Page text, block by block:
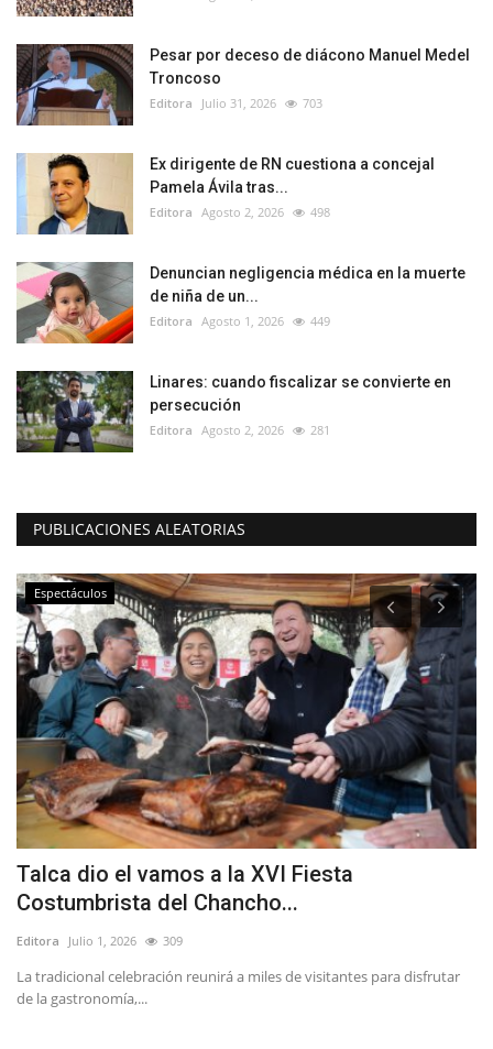
Pesar por deceso de diácono Manuel Medel
Troncoso
Editora Julio 31, 2026 703
Ex dirigente de RN cuestiona a concejal
Pamela Ávila tras...
Editora Agosto 2, 2026 498
Denuncian negligencia médica en la muerte
de niña de un...
Editora Agosto 1, 2026 449
Linares: cuando fiscalizar se convierte en
persecución
Editora Agosto 2, 2026 281
PUBLICACIONES ALEATORIAS
Espectáculos
Talca dio el vamos a la XVI Fiesta
Costumbrista del Chancho...
Editora Julio 1, 2026 309
La tradicional celebración reunirá a miles de visitantes para disfrutar
de la gastronomía,...